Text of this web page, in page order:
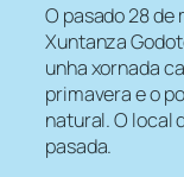
O pasado 28
Xuntanza
unha xornada
primavera e o
natural. O local
pasada.